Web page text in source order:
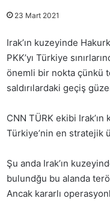
23 Mart 2021
Irak’ın kuzeyinde
PKK’yı Türkiye
önemli bir nokta çünkü
saldırılardaki geçiş
CNN TÜRK ekibi
Türkiye’nin en stratejik
Şu anda Irak’ın
bulundğu bu alanda
Ancak kararlı